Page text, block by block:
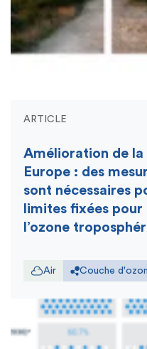
ARTICLE
Amélioration de la
Europe : des
sont nécessaires
limites fixées
l’ozone
Air Couche